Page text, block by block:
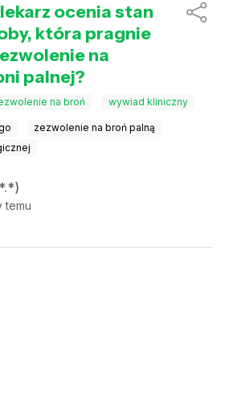
ocenia stan
która pragnie
na
palnej?
na broń wywiad kliniczny
zezwolenie na broń palną
temu